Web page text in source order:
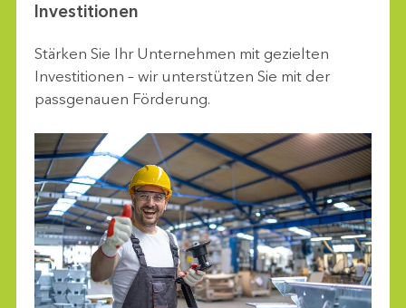
Investitionen
Stärken Sie Ihr Unternehmen mit gezielten
Investitionen – wir unterstützen Sie mit der
passgenauen Förderung.